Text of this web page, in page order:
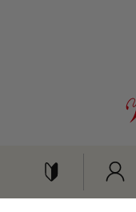
〒689-2393